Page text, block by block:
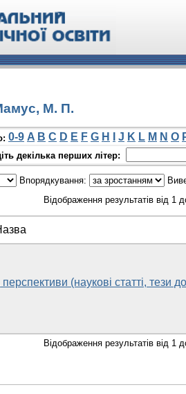
М. П.
0-9 A B C D E F G H J K L M N O
декілька перших літер:
Впорядкування:
Відображення результатів від 1
(наукові статті, тези
Відображення результатів від 1